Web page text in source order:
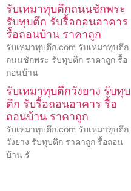
รับเหมาทุบตึกถนนชักพระ
รับทุบตึก รับรื้อถอนอาคาร
รื้อถอนบ้าน ราคาถูก
รับเหมาทุบตึก.com รับเหมาทุบตึก
ถนนชักพระ รับทุบตึก ราคาถูก รื้อ
ถอนบ้าน
รับเหมาทุบตึกวังยาง รับทุบ
ตึก รับรื้อถอนอาคาร รื้อ
ถอนบ้าน ราคาถูก
รับเหมาทุบตึก.com รับเหมาทุบตึก
วังยาง รับทุบตึก ราคาถูก รื้อถอน
บ้าน รั